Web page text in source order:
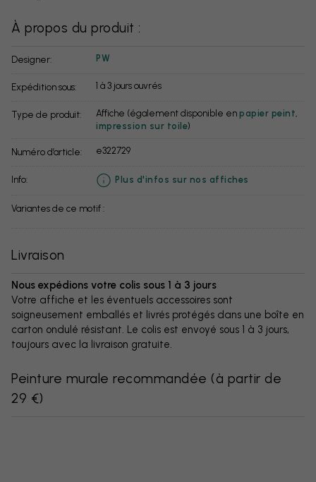
À propos du produit :
Designer: PW
Expédition sous: 1 à 3 jours ouvrés
Type de produit: Affiche (également disponible en papier peint
impression sur toile)
Numéro d’article: e322729
info: Plus d'infos sur nos affiches
Variantes de ce motif :
Livraison
Nous expédions votre colis sous 1 à 3 jours
Votre affiche et les éventuels accessoires sont
soigneusement emballés et livrés protégés dans une boîte en
carton ondulé résistant. Le colis est envoyé sous 1 à 3 jours,
toujours avec la livraison gratuite.
Peinture murale recommandée (à partir de
29 €)